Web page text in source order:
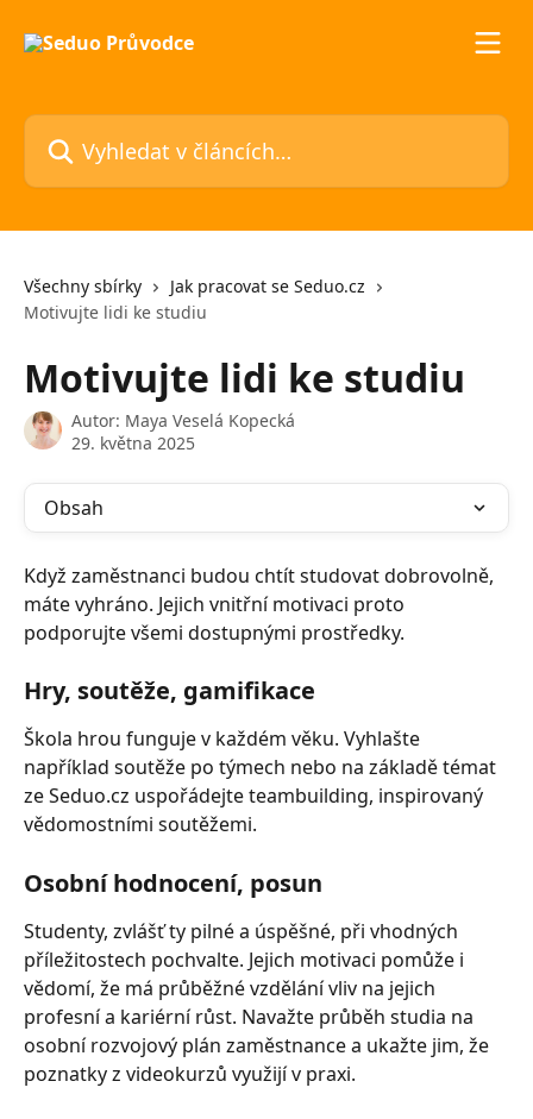
Vyhledat v článcích…
Všechny sbírky
Jak pracovat se Seduo.cz
Motivujte lidi ke studiu
Motivujte lidi ke studiu
Autor: Maya Veselá Kopecká
29. května 2025
Obsah
Když zaměstnanci budou chtít studovat dobrovolně,
máte vyhráno. Jejich vnitřní motivaci proto
podporujte všemi dostupnými prostředky.
Hry, soutěže, gamifikace
Škola hrou funguje v každém věku. Vyhlašte
například soutěže po týmech nebo na základě témat
ze Seduo.cz uspořádejte teambuilding, inspirovaný
vědomostními soutěžemi.
Osobní hodnocení, posun
Studenty, zvlášť ty pilné a úspěšné, při vhodných
příležitostech pochvalte. Jejich motivaci pomůže i
vědomí, že má průběžné vzdělání vliv na jejich
profesní a kariérní růst. Navažte průběh studia na
osobní rozvojový plán zaměstnance a ukažte jim, že
poznatky z videokurzů využijí v praxi.